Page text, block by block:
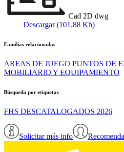
Cad 2D dwg
Descargar (101.88 Kb)
Familias relacionadas
AREAS DE JUEGO PUNTOS DE
MOBILIARIO Y EQUIPAMIENTO
Búsqueda por etiquetas
FHS DESCATALOGADOS 2026
Solicitar más info